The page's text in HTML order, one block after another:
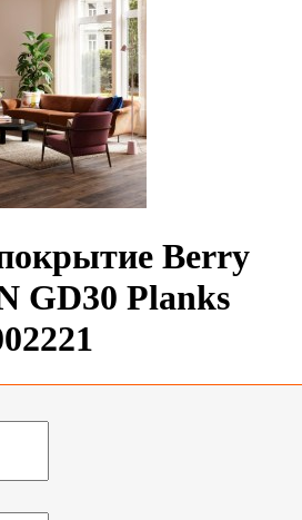
Berry
GD30 Planks